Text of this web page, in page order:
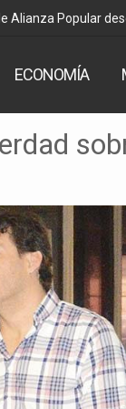
Alianza Popular
ECONOMÍA